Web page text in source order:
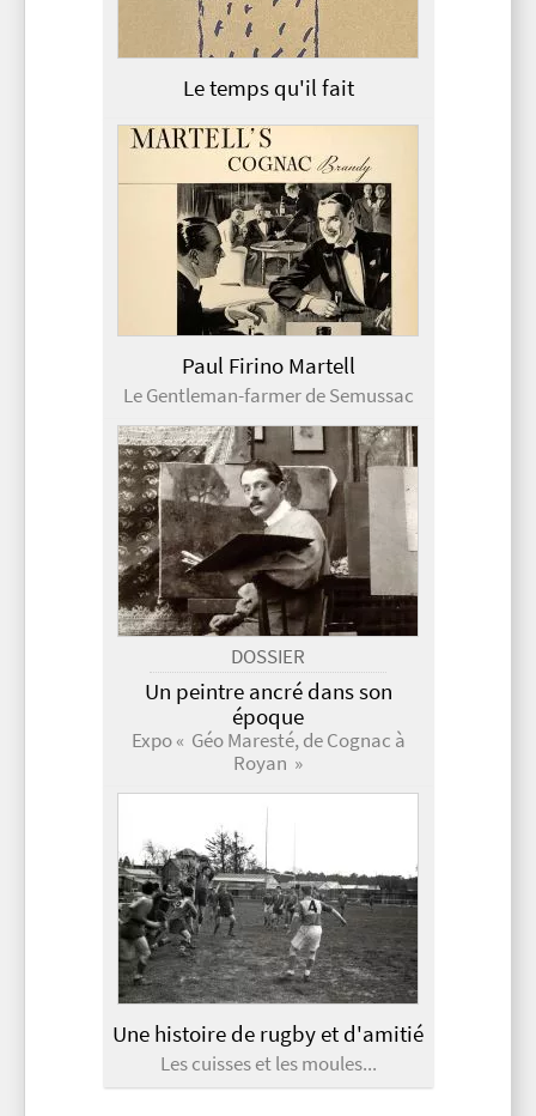
Le temps qu'il fait
Paul Firino Martell
Le Gentleman-farmer de Semussac
DOSSIER
Un peintre ancré dans son
époque
Expo « Géo Maresté, de Cognac à
Royan »
Une histoire de rugby et d'amitié
Les cuisses et les moules...